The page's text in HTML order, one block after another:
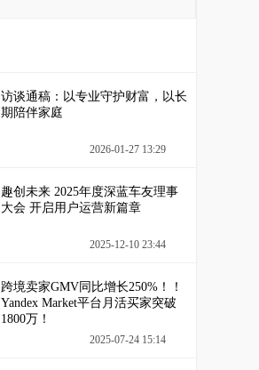
访谈通稿：以专业守护财富，以长
期陪伴家庭
2026-01-27 13:29
趣创未来 2025年度深蓝车友理事
大会 开启用户运营新篇章
2025-12-10 23:44
跨境卖家GMV同比增长250%！！
Yandex Market平台月活买家突破
1800万！
2025-07-24 15:14